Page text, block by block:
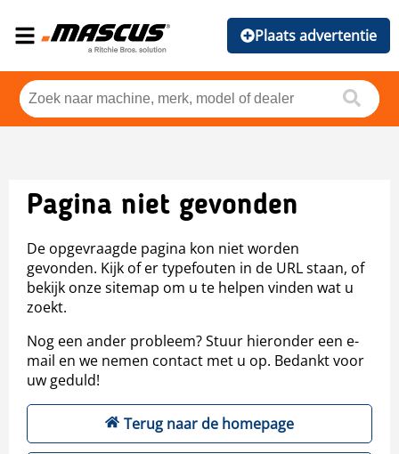
Plaats advertentie
Pagina niet gevonden
De opgevraagde pagina kon niet worden
gevonden. Kijk of er typefouten in de URL staan, of
bekijk onze sitemap om u te helpen vinden wat u
zoekt.
Nog een ander probleem? Stuur hieronder een e-
mail en we nemen contact met u op. Bedankt voor
uw geduld!
Terug naar de homepage